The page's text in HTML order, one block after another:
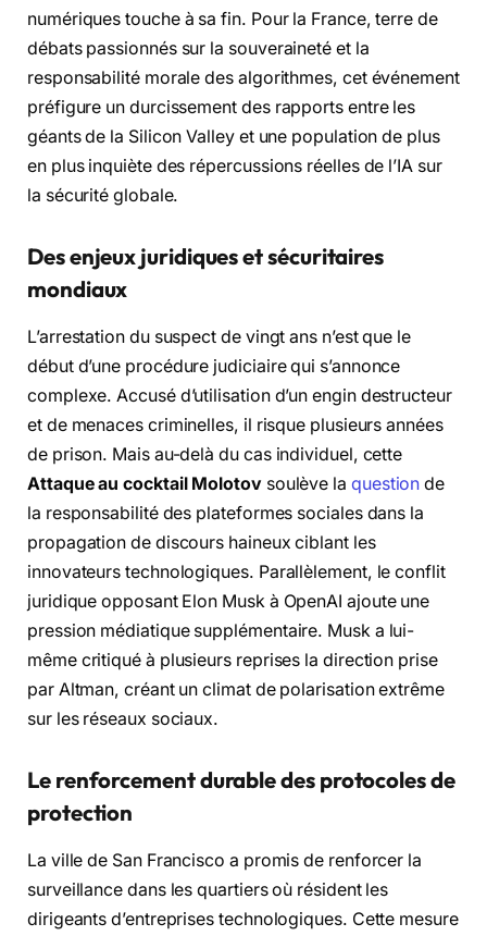
numériques touche à sa fin. Pour la France, terre de
débats passionnés sur la souveraineté et la
responsabilité morale des algorithmes, cet événement
préfigure un durcissement des rapports entre les
géants de la Silicon Valley et une population de plus
en plus inquiète des répercussions réelles de l’IA sur
la sécurité globale.
Des enjeux juridiques et sécuritaires
mondiaux
L’arrestation du suspect de vingt ans n’est que le
début d’une procédure judiciaire qui s’annonce
complexe. Accusé d’utilisation d’un engin destructeur
et de menaces criminelles, il risque plusieurs années
de prison. Mais au-delà du cas individuel, cette
Attaque au cocktail Molotovsoulève la question de
la responsabilité des plateformes sociales dans la
propagation de discours haineux ciblant les
innovateurs technologiques. Parallèlement, le conflit
juridique opposant Elon Musk à OpenAI ajoute une
pression médiatique supplémentaire. Musk a lui-
même critiqué à plusieurs reprises la direction prise
par Altman, créant un climat de polarisation extrême
sur les réseaux sociaux.
Le renforcement durable des protocoles de
protection
La ville de San Francisco a promis de renforcer la
surveillance dans les quartiers où résident les
dirigeants d’entreprises technologiques. Cette mesure